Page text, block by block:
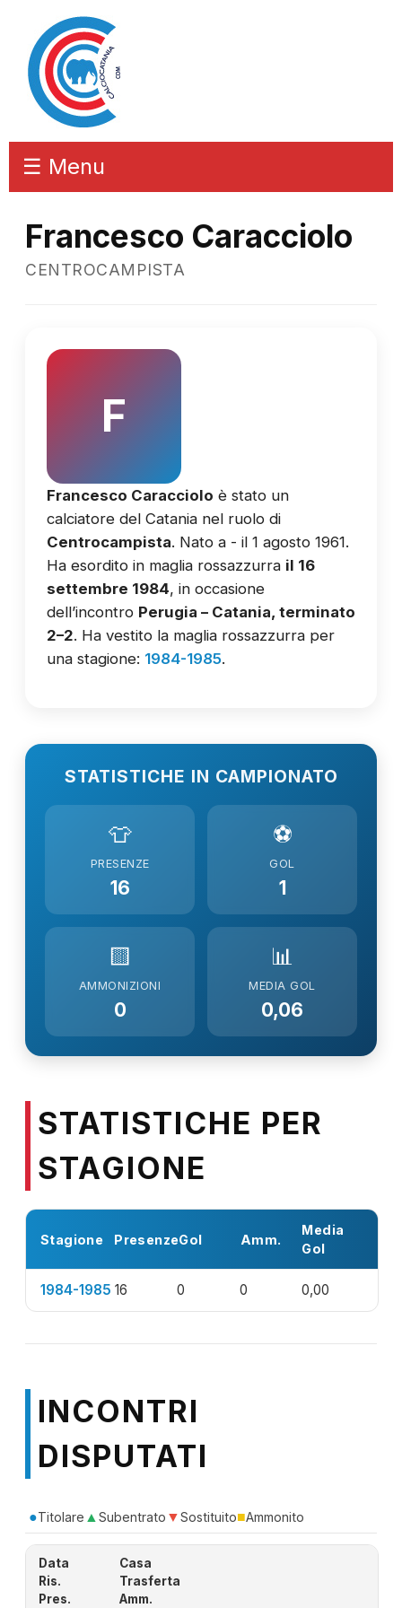
☰ Menu
Francesco Caracciolo
CENTROCAMPISTA
F
Francesco Caracciolo è stato un
calciatore del Catania nel ruolo di
Centrocampista. Nato a - il 1 agosto 1961.
Ha esordito in maglia rossazzurra il 16
settembre 1984, in occasione
dell’incontro Perugia – Catania, terminato
2–2. Ha vestito la maglia rossazzurra per
una stagione: 1984-1985.
STATISTICHE IN CAMPIONATO
👕
PRESENZE
16
⚽
GOL
1
🟨
AMMONIZIONI
0
📊
MEDIA GOL
0,06
STATISTICHE PER
STAGIONE
Stagione PresenzeGol Amm.
Media
Gol
1984-1985 16 0 0 0,00
INCONTRI
DISPUTATI
●Titolare ▲Subentrato ▼Sostituito■Ammonito
Data
Casa
Ris.
Trasferta
Pres.
Amm.